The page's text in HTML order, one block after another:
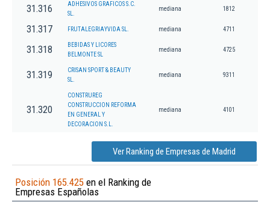
31.316
ADHESIVOS GRAFICOS S.C.
SL.
mediana 1812
31.317 FRUTALEGRIAYVIDA SL. mediana 4711
31.318
BEBIDAS Y LICORES
BELMONTE SL
mediana 4725
31.319
CRISAN SPORT & BEAUTY
SL.
mediana 9311
31.320
CONSTRUREG
CONSTRUCCION REFORMA
EN GENERAL Y
DECORACION S.L.
mediana 4101
Ver Ranking de Empresas de Madrid
Posición 165.425 en el Ranking de
Empresas Españolas